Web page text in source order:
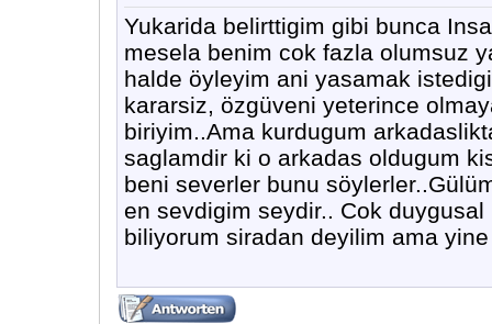
Yukarida belirttigim gibi bunca
mesela benim cok fazla olumsuz
halde öyleyim ani yasamak
kararsiz, özgüveni yeterince
biriyim..Ama kurdugum
saglamdir ki o arkadas oldugum
beni severler bunu
en sevdigim seydir.. Cok
biliyorum siradan deyilim ama